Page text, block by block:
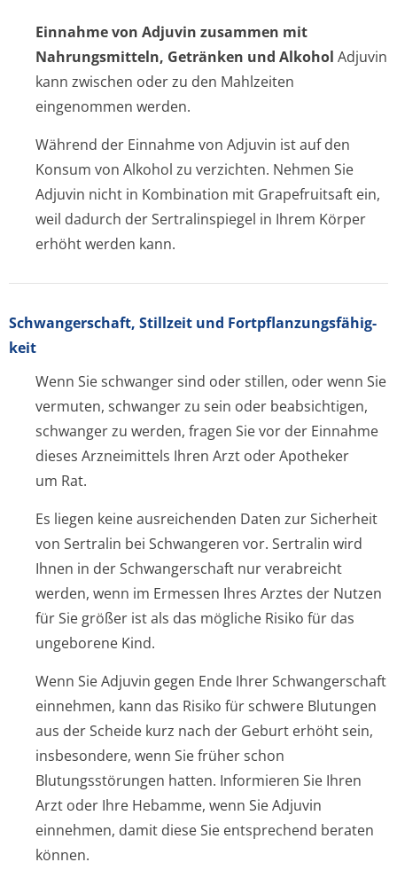
Einnahme von Adjuvin zusammen mit
Nahrungsmitteln, Getränken und Alkohol Adjuvin
kann zwischen oder zu den Mahlzeiten
eingenommen werden.
Während der Einnahme von Adjuvin ist auf den
Konsum von Alkohol zu verzichten. Nehmen Sie
Adjuvin nicht in Kombination mit Grapefruitsaft ein,
weil dadurch der Sertralinspiegel in Ihrem Körper
erhöht werden kann.
Schwangerschaft, Stillzeit und Fortpflanzungsfähig­
keit
Wenn Sie schwanger sind oder stillen, oder wenn Sie
vermuten, schwanger zu sein oder beabsichtigen,
schwanger zu werden, fragen Sie vor der Einnahme
dieses Arzneimittels Ihren Arzt oder Apotheker
um Rat.
Es liegen keine ausreichenden Daten zur Sicherheit
von Sertralin bei Schwangeren vor. Sertralin wird
Ihnen in der Schwangerschaft nur verabreicht
werden, wenn im Ermessen Ihres Arztes der Nutzen
für Sie größer ist als das mögliche Risiko für das
ungeborene Kind.
Wenn Sie Adjuvin gegen Ende Ihrer Schwangerschaft
einnehmen, kann das Risiko für schwere Blutungen
aus der Scheide kurz nach der Geburt erhöht sein,
insbesondere, wenn Sie früher schon
Blutungsstörungen hatten. Informieren Sie Ihren
Arzt oder Ihre Hebamme, wenn Sie Adjuvin
einnehmen, damit diese Sie entsprechend beraten
können.